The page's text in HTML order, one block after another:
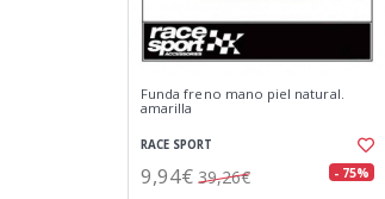
Funda freno mano piel natural.
amarilla
RACE SPORT
9,94€ 39,26€ - 75%